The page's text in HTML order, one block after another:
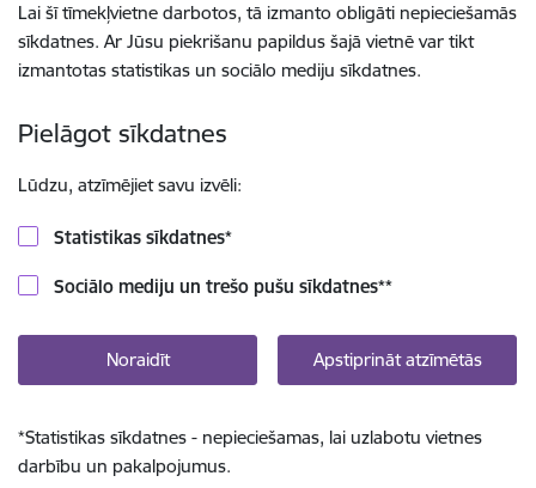
Lai šī tīmekļvietne darbotos, tā izmanto obligāti nepieciešamās
sīkdatnes. Ar Jūsu piekrišanu papildus šajā vietnē var tikt
izmantotas statistikas un sociālo mediju sīkdatnes.
Pielāgot sīkdatnes
Lūdzu, atzīmējiet savu izvēli:
Statistikas sīkdatnes*
Sociālo mediju un trešo pušu sīkdatnes**
Noraidīt Apstiprināt atzīmētās
*Statistikas sīkdatnes - nepieciešamas, lai uzlabotu vietnes
darbību un pakalpojumus.